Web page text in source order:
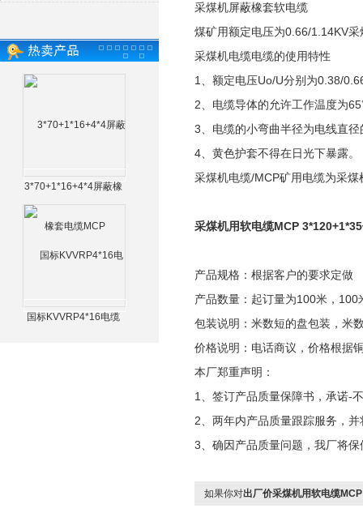
3*70+1*16+4*4屏蔽橡
国标KVVRP4*16电缆
采煤机屏蔽橡套软电缆
煤矿用额定电压为0.66/1.14KV
采煤机电缆电缆的使用特性
1、额定电压Uo/U分别为0.38/
2、电缆导体的允许工作温度为
3、电缆的小弯曲半径为电线直
4、黄色护套不得在日光下暴露。
采煤机电缆/MCP矿用电缆为采
采煤机用软电缆MCP
产品规格：根据客户的要求定做
产品数量：起订量为100米，100
包装说明：米数短的盘包装，米
价格说明：电话商议，价格根据
本厂郑重声明：
1、签订产品质量保障书，承诺-
2、两年内产品质量跟踪服务，
3、确因产品质量问题，我厂将
如果你对出厂价采煤机用软电缆